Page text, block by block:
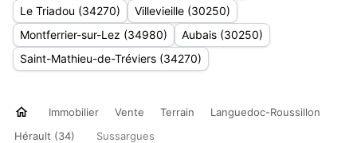
Le Triadou (34270)
Villevieille (30250)
Montferrier-sur-Lez (34980)
Aubais (30250)
Saint-Mathieu-de-Tréviers (34270)
Immobilier Vente Terrain
Languedoc-Roussillon
Hérault (34)
Sussargues